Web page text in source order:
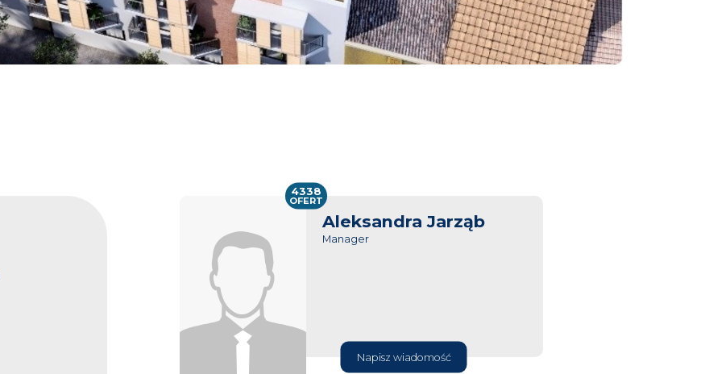
Aleksandra Jarząb
Manager
Napisz wiadomość
4338
OFERT